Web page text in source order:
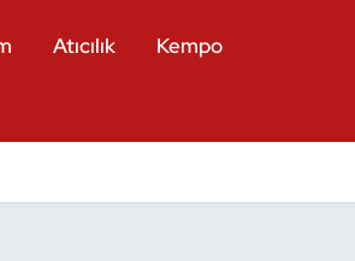
Atıcılık
Kempo